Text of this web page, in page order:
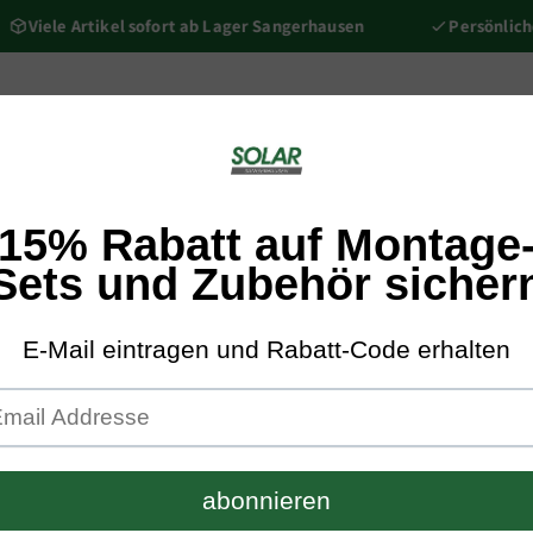
Artikel sofort ab Lager Sangerhausen Persönliche
Kompletne pakiety Zestawy montażowe Podbudowa/
Sungrow
Falownik
Sungrow